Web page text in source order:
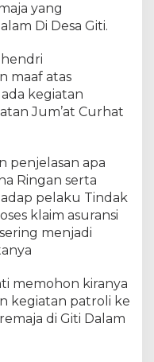
yang
Di Desa Giti.
maaf atas
kegiatan
Jum’at Curhat
penjelasan apa
Ringan serta
pelaku Tindak
klaim asuransi
menjadi
memohon kiranya
kegiatan patroli ke
di Giti Dalam